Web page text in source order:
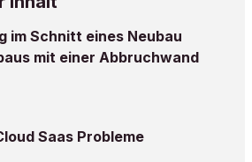
im Schnitt eines Neubau
mit einer Abbruchwand
Saas Probleme